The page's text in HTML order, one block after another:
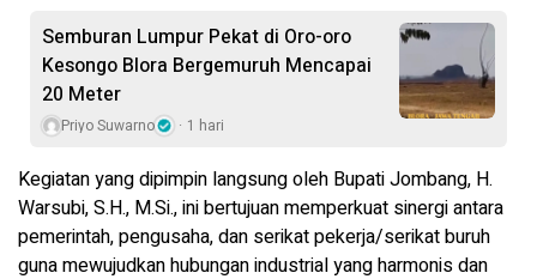
Semburan Lumpur Pekat di Oro-oro
Kesongo Blora Bergemuruh Mencapai
20 Meter
Priyo Suwarno 1 hari
Kegiatan yang dipimpin langsung oleh Bupati Jombang, H.
Warsubi, S.H., M.Si., ini bertujuan memperkuat sinergi antara
pemerintah, pengusaha, dan serikat pekerja/serikat buruh
guna mewujudkan hubungan industrial yang harmonis dan